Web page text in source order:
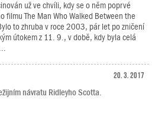
už ve chvíli, kdy se o něm poprvé
filmu The Man Who Walked Between the
to zhruba v roce 2003, pár let po zničení
útokem z 11. 9., v době, kdy byla celá
20. 3. 2017
návratu Ridleyho Scotta.